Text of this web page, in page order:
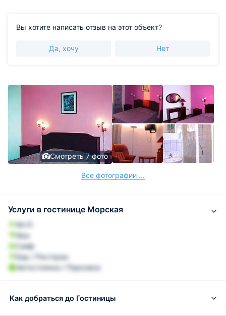
Вы хотите написать отзыв на этот объект?
Да, хочу Нет
Смотреть 7 фото
Все фотографии ...
Услуги в гостинице Морская
Wi-Fi
Фен
Сейф
Бар / Ресторан
Автостоянка / Парковка
Как добраться до Гостиницы